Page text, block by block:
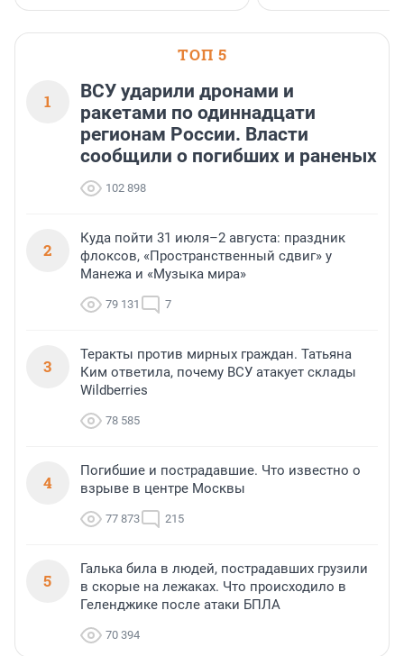
ТОП 5
1
ВСУ ударили дронами и
ракетами по одиннадцати
регионам России. Власти
сообщили о погибших и раненых
102 898
2
Куда пойти 31 июля–2 августа: праздник
флоксов, «Пространственный сдвиг» у
Манежа и «Музыка мира»
79 131 7
3
Теракты против мирных граждан. Татьяна
Ким ответила, почему ВСУ атакует склады
Wildberries
78 585
4
Погибшие и пострадавшие. Что известно о
взрыве в центре Москвы
77 873 215
5
Галька била в людей, пострадавших грузили
в скорые на лежаках. Что происходило в
Геленджике после атаки БПЛА
70 394